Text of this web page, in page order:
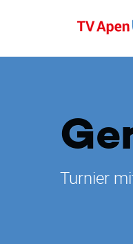
Turnier